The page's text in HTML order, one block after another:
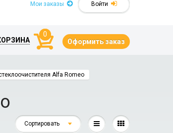
Войти
Мои заказы
0
Оформить заказ
Alfa Romeo
Сортировать